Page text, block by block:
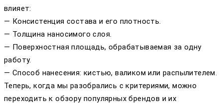
влияет:
— Консистенция состава и его плотность.
— Толщина наносимого слоя.
— Поверхностная площадь, обрабатываемая за одну
работу.
— Способ нанесения: кистью, валиком или распылителем.
Теперь, когда мы разобрались с критериями, можно
переходить к обзору популярных брендов и их